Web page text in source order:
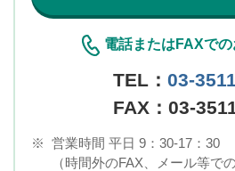
電話またはFAXで
TEL： 03-
FAX：03-
※ 営業時間 平日 9：30-17：30
（時間外のFAX、メール等で